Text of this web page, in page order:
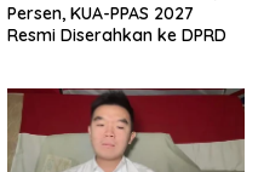
Persen, KUA-PPAS 2027
Resmi Diserahkan ke DPRD